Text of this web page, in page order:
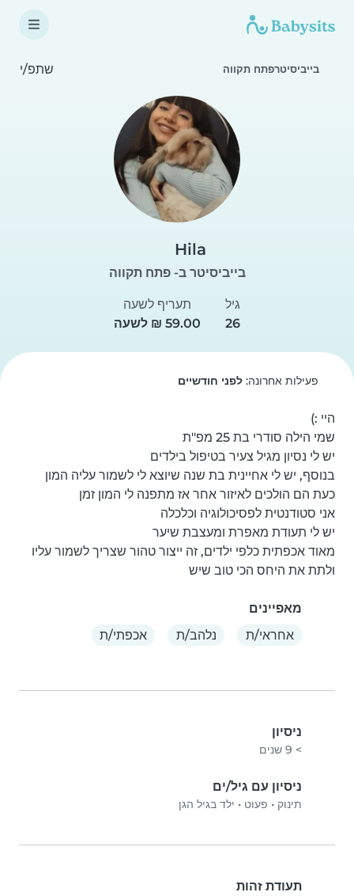
בייביסיטרפתח תקווה שתפ/י
Hila
בייביסיטר ב- פתח תקווה
גיל
26
תעריף לשעה
פעילות אחרונה:לפני חודשיים
ולתת את היחס הכי טוב שיש
מאפיינים
אחראי/ת
נלהב/ת אכפתי/ת
ניסיון
> 9 שנים
ניסיון עם גיל/ים
תינוק • פעוט • ילד בגיל הגן
תעודת זהות